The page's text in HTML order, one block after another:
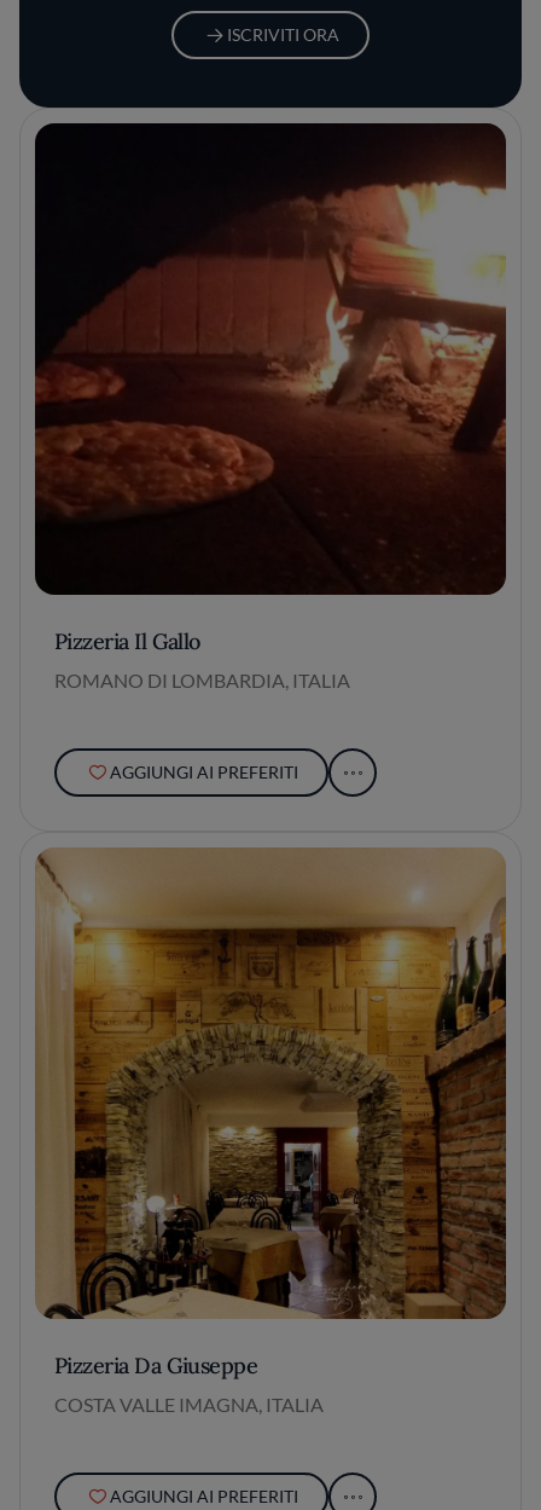
ISCRIVITI ORA
Pizzeria Il Gallo
ROMANO DI LOMBARDIA, ITALIA
AGGIUNGI AI PREFERITI
Pizzeria Da Giuseppe
COSTA VALLE IMAGNA, ITALIA
AGGIUNGI AI PREFERITI